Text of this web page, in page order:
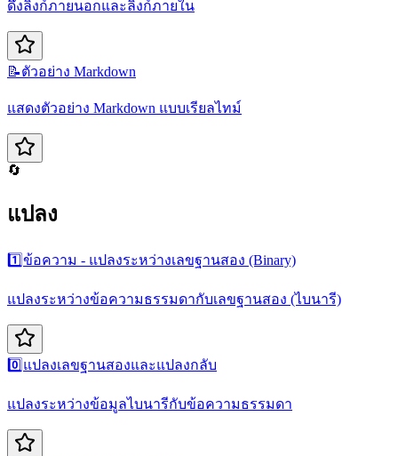
ดึงลิงก์ภายนอกและลิงก์ภายใน
📝ตัวอย่าง Markdown
แสดงตัวอย่าง Markdown แบบเรียลไทม์
🔄
แปลง
1️⃣ข้อความ - แปลงระหว่างเลขฐานสอง (Binary)
แปลงระหว่างข้อความธรรมดากับเลขฐานสอง (ไบนารี)
0️⃣ แปลงเลขฐานสองและแปลงกลับ
แปลงระหว่างข้อมูลไบนารีกับข้อความธรรมดา